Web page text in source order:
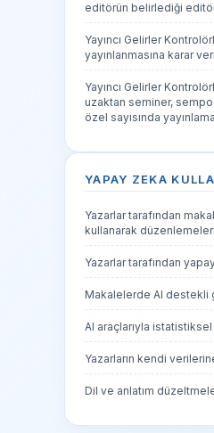
editörün belirlediği
Yayıncı Gelirler
yayınlanmasına karar
Yayıncı Gelirler
uzaktan seminer,
özel sayısında
YAPAY ZEKA
Yazarlar tarafından
kullanarak düzenlemeleri
Yazarlar tarafından
Makalelerde AI destekli
AI araçlarıyla
Yazarların kendi
Dil ve anlatım